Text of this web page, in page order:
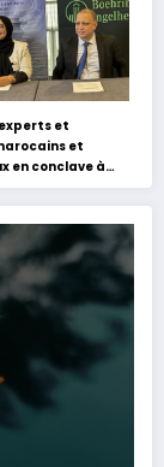
et
et
en conclave à